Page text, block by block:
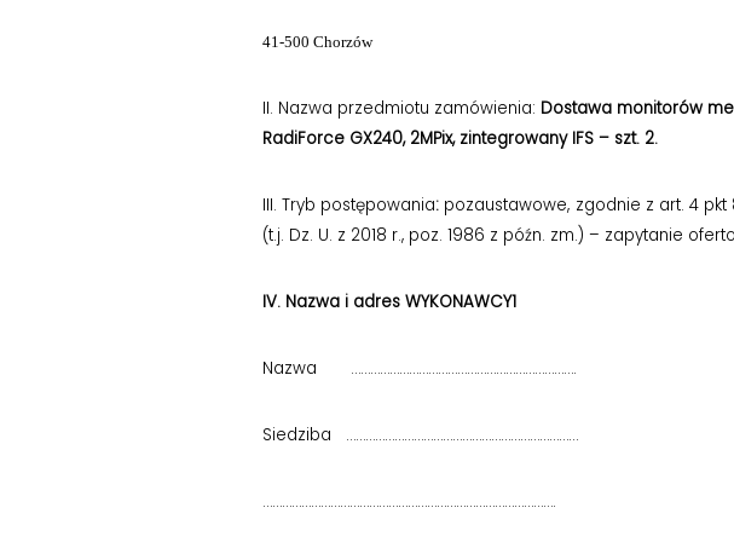
41-500 Chorzów
II. Nazwa przedmiotu zamówienia: Dostawa monitorów
RadiForce GX240, 2MPix, zintegrowany IFS – szt. 2.
III. Tryb postępowania: pozaustawowe, zgodnie z art. 4
(t.j. Dz. U. z 2018 r., poz. 1986 z późn. zm.) – zapytanie
IV. Nazwa i adres WYKONAWCY1
Nazwa …………………………………………………………….
Siedziba ………………………………………………………………
……………………………………………………………………………….